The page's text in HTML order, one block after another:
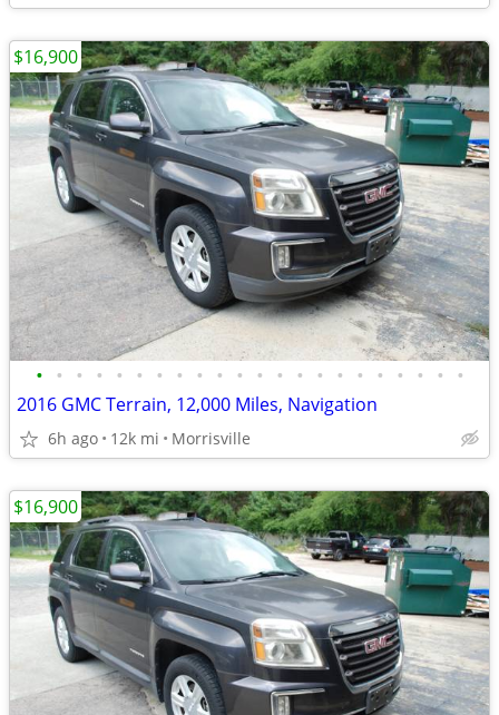
• • • • • • • • • • • • • • • • • • • • • •
2016 GMC Terrain, 12,000 Miles, Navigation
6h ago 12k mi Morrisville
$16,900
$16,900